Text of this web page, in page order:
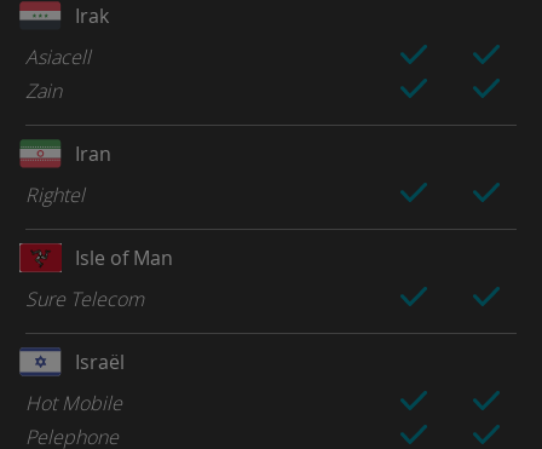
Irak
Asiacell
Zain
Iran
Rightel
Isle of Man
Sure Telecom
Israël
Hot Mobile
Pelephone